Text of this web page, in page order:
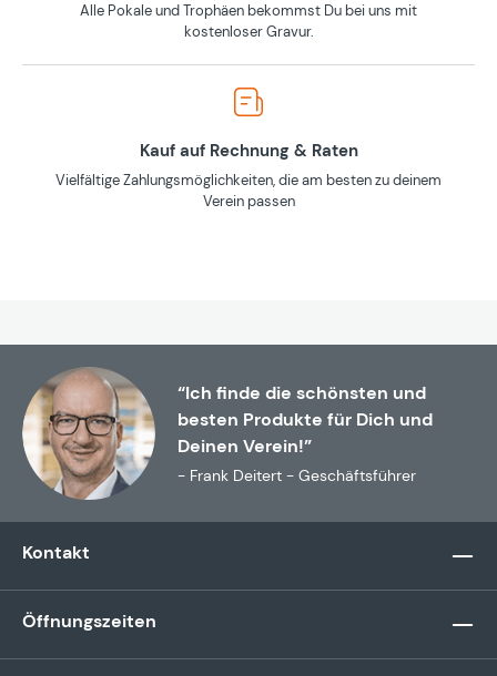
Alle Pokale und Trophäen bekommst Du bei uns mit
kostenloser Gravur.
Kauf auf Rechnung & Raten
Vielfältige Zahlungsmöglichkeiten, die am besten zu deinem
Verein passen
“Ich finde die schönsten und
besten Produkte für Dich und
Deinen Verein!”
- Frank Deitert - Geschäftsführer
Kontakt
Öffnungszeiten